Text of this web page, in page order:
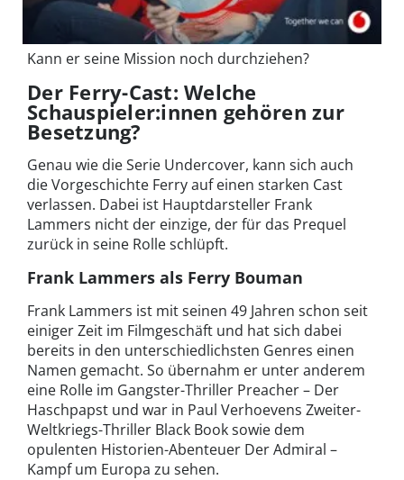
Kann er seine Mission noch durchziehen?
Der Ferry-Cast: Welche
Schauspieler:innen gehören zur
Besetzung?
Genau wie die Serie Undercover, kann sich auch
die Vorgeschichte Ferry auf einen starken Cast
verlassen. Dabei ist Hauptdarsteller Frank
Lammers nicht der einzige, der für das Prequel
zurück in seine Rolle schlüpft.
Frank Lammers als Ferry Bouman
Frank Lammers ist mit seinen 49 Jahren schon seit
einiger Zeit im Filmgeschäft und hat sich dabei
bereits in den unterschiedlichsten Genres einen
Namen gemacht. So übernahm er unter anderem
eine Rolle im Gangster-Thriller Preacher – Der
Haschpapst und war in Paul Verhoevens Zweiter-
Weltkriegs-Thriller Black Book sowie dem
opulenten Historien-Abenteuer Der Admiral –
Kampf um Europa zu sehen.